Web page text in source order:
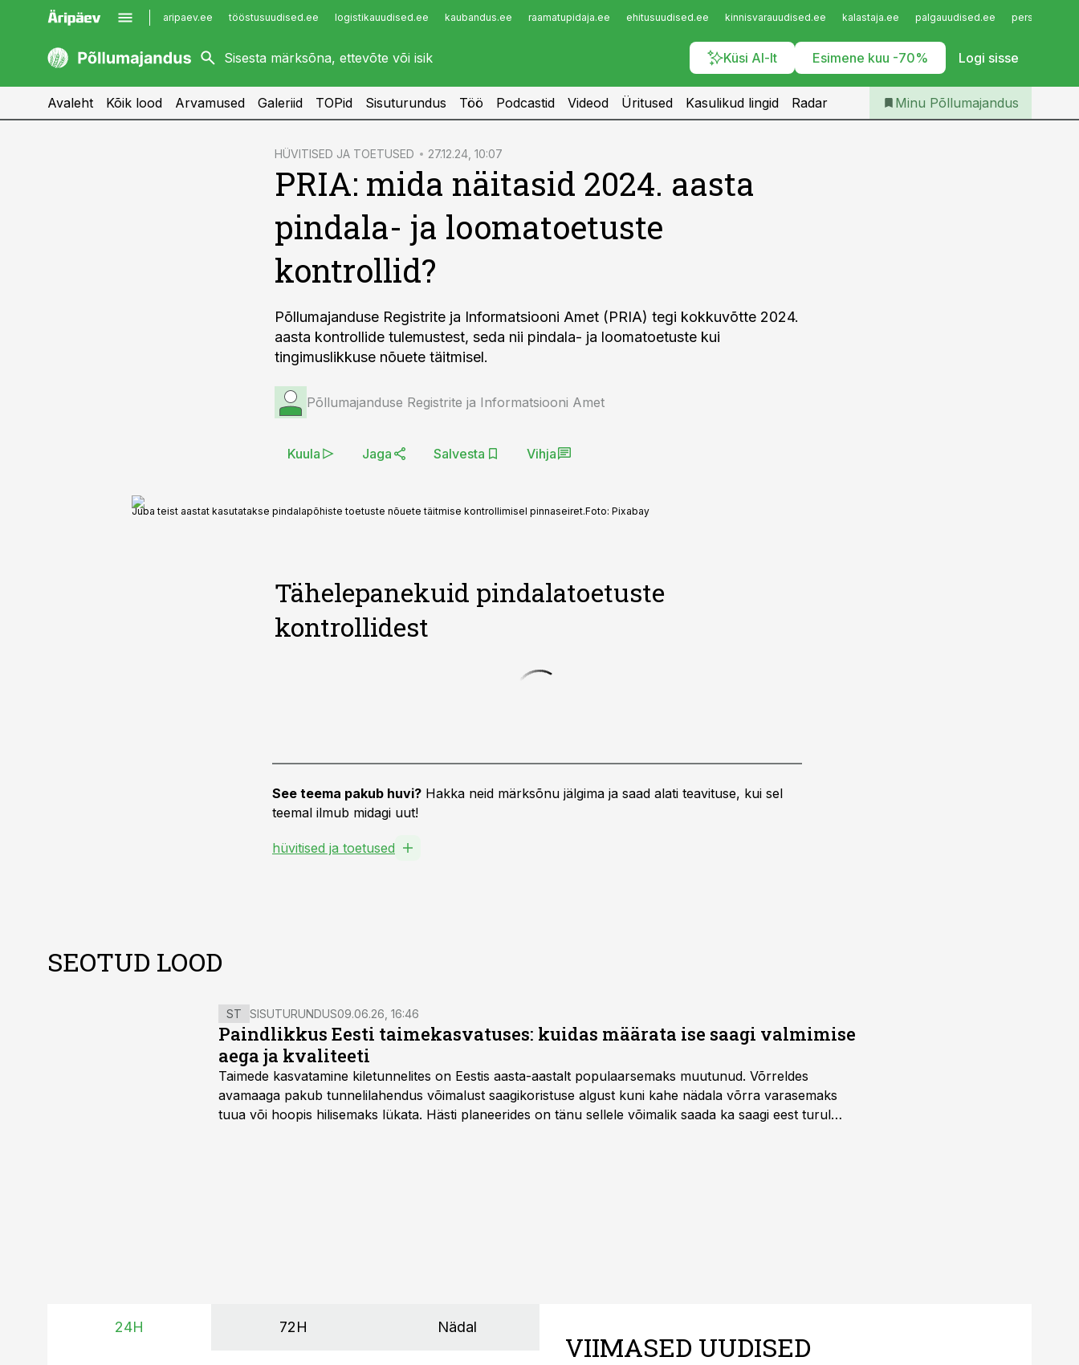
aripaev.ee tööstusuudised.ee logistikauudised.ee kaubandus.ee raamatupidaja.ee ehitusuudised.ee kinnisvarauudised.ee kalastaja.ee palgauudised.ee
Küsi AI-lt Esimene kuu -70% Logi sisse
kaubandus.ee
kinnisvarauudised.ee
imelineajalugu.ee
Infopank
Iseteenindus
Telli Põllumajandus
Avaleht Kõik lood Arvamused Galeriid TOPid Sisuturundus Töö Podcastid Videod Üritused Kasulikud lingid Radar Minu Põllumajandus
HÜVITISED JA TOETUSED 27.12.24, 10:07
PRIA: mida näitasid 2024. aasta
pindala- ja loomatoetuste
kontrollid?
Põllumajanduse Registrite ja Informatsiooni Amet (PRIA) tegi kokkuvõtte 2024.
aasta kontrollide tulemustest, seda nii pindala- ja loomatoetuste kui
tingimuslikkuse nõuete täitmisel.
Põllumajanduse Registrite ja Informatsiooni Amet
Kuula Jaga Salvesta Vihja
Juba teist aastat kasutatakse pindalapõhiste toetuste nõuete täitmise kontrollimisel pinnaseiret.Foto: Pixabay
Tähelepanekuid pindalatoetuste
kontrollidest
See teema pakub huvi? Hakka neid märksõnu jälgima ja saad alati teavituse, kui sel
teemal ilmub midagi uut!
hüvitised ja toetused
SEOTUD LOOD
ST SISUTURUNDUS09.06.26, 16:46
Paindlikkus Eesti taimekasvatuses: kuidas määrata ise saagi valmimise
aega ja kvaliteeti
Taimede kasvatamine kiletunnelites on Eestis aasta-aastalt populaarsemaks muutunud. Võrreldes
avamaaga pakub tunnelilahendus võimalust saagikoristuse algust kuni kahe nädala võrra varasemaks
tuua või hoopis hilisemaks lükata. Hästi planeerides on tänu sellele võimalik saada ka saagi eest turul
24H 72H Nädal
VIIMASED UUDISED